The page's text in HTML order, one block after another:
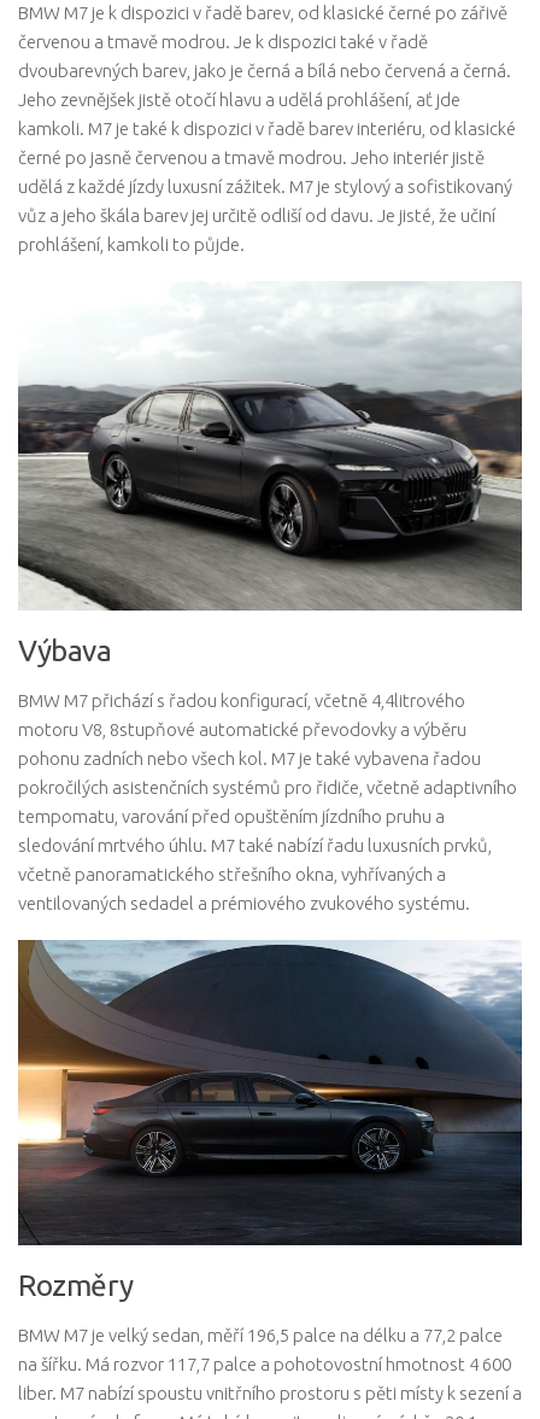
BMW M7 je k dispozici v řadě barev, od klasické černé po zářivě
červenou a tmavě modrou. Je k dispozici také v řadě
dvoubarevných barev, jako je černá a bílá nebo červená a černá.
Jeho zevnějšek jistě otočí hlavu a udělá prohlášení, ať jde
kamkoli. M7 je také k dispozici v řadě barev interiéru, od klasické
černé po jasně červenou a tmavě modrou. Jeho interiér jistě
udělá z každé jízdy luxusní zážitek. M7 je stylový a sofistikovaný
vůz a jeho škála barev jej určitě odliší od davu. Je jisté, že učiní
prohlášení, kamkoli to půjde.
Výbava
BMW M7 přichází s řadou konfigurací, včetně 4,4litrového
motoru V8, 8stupňové automatické převodovky a výběru
pohonu zadních nebo všech kol. M7 je také vybavena řadou
pokročilých asistenčních systémů pro řidiče, včetně adaptivního
tempomatu, varování před opuštěním jízdního pruhu a
sledování mrtvého úhlu. M7 také nabízí řadu luxusních prvků,
včetně panoramatického střešního okna, vyhřívaných a
ventilovaných sedadel a prémiového zvukového systému.
Rozměry
BMW M7 je velký sedan, měří 196,5 palce na délku a 77,2 palce
na šířku. Má rozvor 117,7 palce a pohotovostní hmotnost 4 600
liber. M7 nabízí spoustu vnitřního prostoru s pěti místy k sezení a